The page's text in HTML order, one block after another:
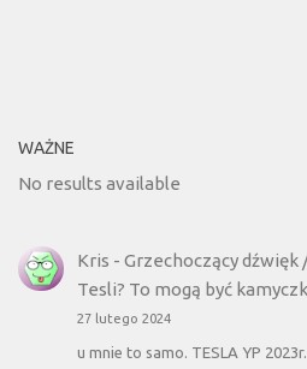
WAŻNE
No results available
Kris - Grzechoczący
Tesli? To mogą być
27 lutego 2024
u mnie to samo. TESLA YP